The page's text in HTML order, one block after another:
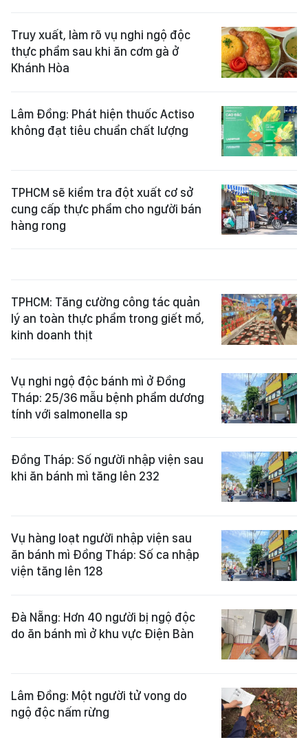
Truy xuất, làm rõ vụ nghi ngộ độc
thực phẩm sau khi ăn cơm gà ở
Khánh Hòa
Lâm Đồng: Phát hiện thuốc Actiso
không đạt tiêu chuẩn chất lượng
TPHCM sẽ kiểm tra đột xuất cơ sở
cung cấp thực phẩm cho người bán
hàng rong
TPHCM: Tăng cường công tác quản
lý an toàn thực phẩm trong giết mổ,
kinh doanh thịt
Vụ nghi ngộ độc bánh mì ở Đồng
Tháp: 25/36 mẫu bệnh phẩm dương
tính với salmonella sp
Đồng Tháp: Số người nhập viện sau
khi ăn bánh mì tăng lên 232
Vụ hàng loạt người nhập viện sau
ăn bánh mì Đồng Tháp: Số ca nhập
viện tăng lên 128
Đà Nẵng: Hơn 40 người bị ngộ độc
do ăn bánh mì ở khu vực Điện Bàn
Lâm Đồng: Một người tử vong do
ngộ độc nấm rừng